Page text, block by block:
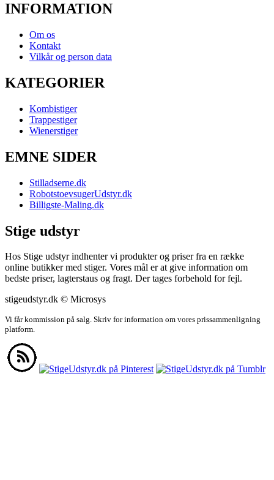
INFORMATION
Om os
Kontakt
Vilkår og person data
KATEGORIER
Kombistiger
Trappestiger
Wienerstiger
EMNE SIDER
Stilladserne.dk
RobotstoevsugerUdstyr.dk
Billigste-Maling.dk
Stige udstyr
Hos Stige udstyr indhenter vi produkter og priser fra en række
online butikker med stiger. Vores mål er at give information om
bedste priser, lagterstaus og fragt. Der tages forbehold for fejl.
stigeudstyr.dk © Microsys
Vi får kommission på salg. Skriv for information om vores prissammenligning
platform.